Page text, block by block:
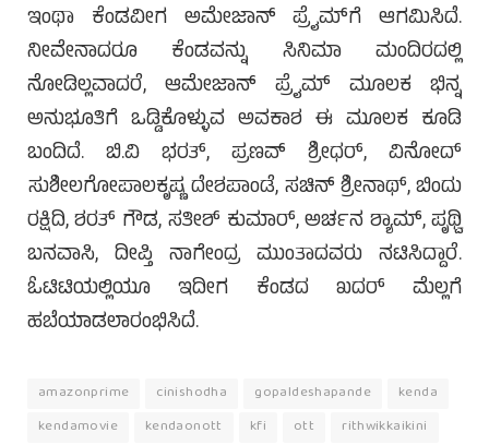
ಇಂಥಾ ಕೆಂಡವೀಗ ಅಮೇಜಾನ್ ಪ್ರೈಮ್‌ಗೆ ಆಗಮಿಸಿದೆ.
ನೀವೇನಾದರೂ ಕೆಂಡವನ್ನು ಸಿನಿಮಾ ಮಂದಿರದಲ್ಲಿ
ನೋಡಿಲ್ಲವಾದರೆ, ಆಮೇಜಾನ್ ಪ್ರೈಮ್ ಮೂಲಕ ಭಿನ್ನ
ಅನುಭೂತಿಗೆ ಒಡ್ಡಿಕೊಳ್ಳುವ ಅವಕಾಶ ಈ ಮೂಲಕ ಕೂಡಿ
ಬಂದಿದೆ. ಬಿ.ವಿ ಭರತ್, ಪ್ರಣವ್ ಶ್ರೀಧರ್, ವಿನೋದ್
ಸುಶೀಲಗೋಪಾಲಕೃಷ್ಣ ದೇಶಪಾಂಡೆ, ಸಚಿನ್ ಶ್ರೀನಾಥ್, ಬಿಂದು
ರಕ್ಷಿದಿ, ಶರತ್ ಗೌಡ, ಸತೀಶ್ ಕುಮಾರ್, ಅರ್ಚನ ಶ್ಯಾಮ್, ಪೃಥ್ವಿ
ಬನವಾಸಿ, ದೀಪ್ತಿ ನಾಗೇಂದ್ರ ಮುಂತಾದವರು ನಟಿಸಿದ್ದಾರೆ.
ಓಟಿಟಿಯಲ್ಲಿಯೂ ಇದೀಗ ಕೆಂಡದ ಖದರ್ ಮೆಲ್ಲಗೆ
ಹಬೆಯಾಡಲಾರಂಭಿಸಿದೆ.
amazonprime cinishodha gopaldeshapande
kenda
kendamovie
kendaonott kfi ott
rithwikkaikini